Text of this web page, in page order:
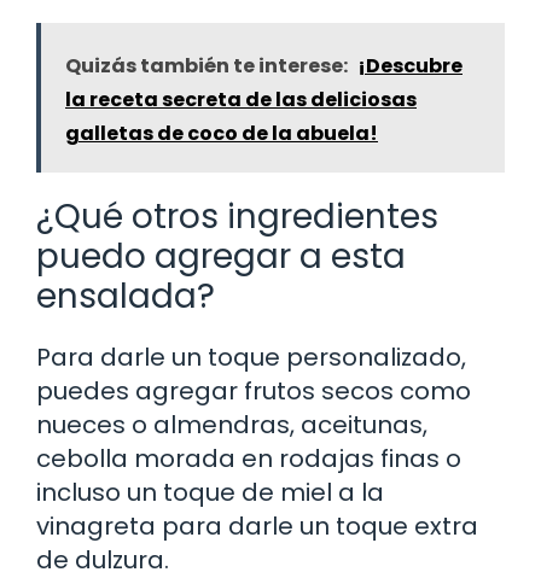
Quizás también te interese: ¡Descubre
la receta secreta de las deliciosas
galletas de coco de la abuela!
¿Qué otros ingredientes
puedo agregar a esta
ensalada?
Para darle un toque personalizado,
puedes agregar frutos secos como
nueces o almendras, aceitunas,
cebolla morada en rodajas finas o
incluso un toque de miel a la
vinagreta para darle un toque extra
de dulzura.